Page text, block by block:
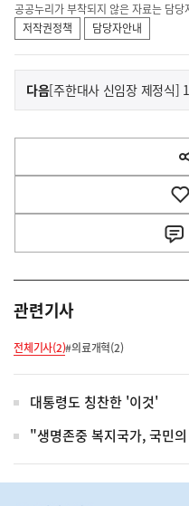
공공누리가 부착되지 않은 자료는 담
저작권정책
담당자안내
이
전
다
음
다음기
사
관련기사
전체기사(2)#의료개혁(2)
대통령도 칭찬한 '이것'
"생명존중 복지국가, 국민